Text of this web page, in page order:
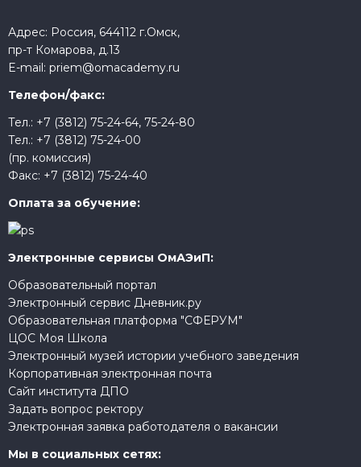
Адрес: Россия, 644112 г.Омск,
пр-т Комарова, д.13
E-mail: priem@omacademy.ru
Телефон/факс:
Тел.: +7 (3812) 75-24-64, 75-24-80
Тел.: +7 (3812) 75-24-00
(пр. комиссия)
Факс: +7 (3812) 75-24-40
Оплата за обучение:
Электронные сервисы ОмАЭиП:
Образовательный портал
Электронный сервис Дневник.ру
Образовательная платформа "СФЕРУМ"
ЦОС Моя Школа
Электронный музей истории учебного заведения
Корпоративная электронная почта
Сайт института ДПО
Задать вопрос ректору
Электронная заявка работодателя о вакансии
Мы в социальных сетях: